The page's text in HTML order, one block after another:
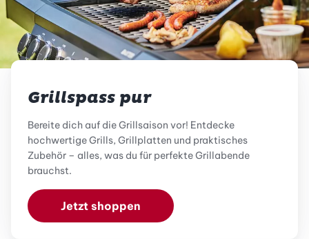
Grillspass pur
Bereite dich auf die Grillsaison vor! Entdecke
hochwertige Grills, Grillplatten und praktisches
Zubehör – alles, was du für perfekte Grillabende
brauchst.
Jetzt shoppen